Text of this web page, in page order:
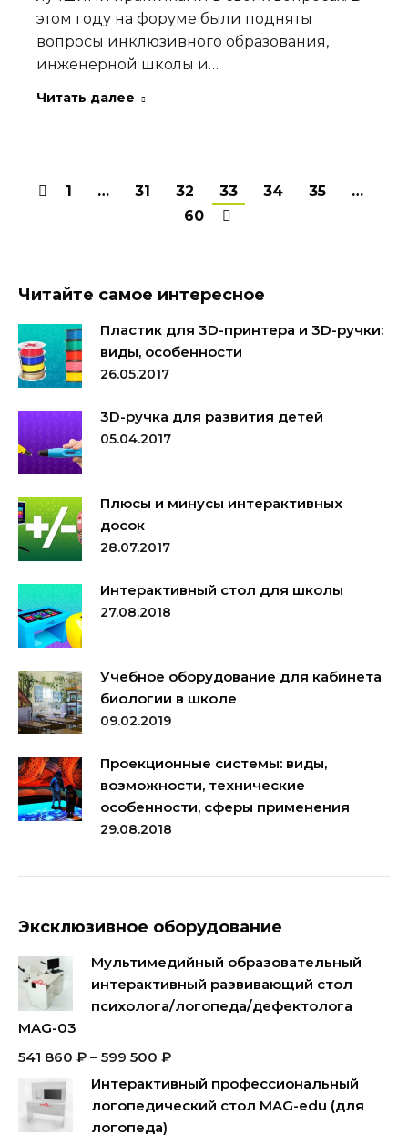
этом году на форуме были подняты
вопросы инклюзивного образования,
инженерной школы и…
Читать далее
1 … 31 32 33 34 35
…
60
Читайте самое интересное
Пластик для 3D-принтера и 3D-ручки:
виды, особенности
26.05.2017
3D-ручка для развития детей
05.04.2017
Плюсы и минусы интерактивных
досок
28.07.2017
Интерактивный стол для школы
27.08.2018
Учебное оборудование для кабинета
биологии в школе
09.02.2019
Проекционные системы: виды,
возможности, технические
особенности, сферы применения
29.08.2018
Эксклюзивное оборудование
Мультимедийный образовательный
интерактивный развивающий стол
психолога/логопеда/дефектолога
MAG-03
541 860 ₽ – 599 500 ₽
Интерактивный профессиональный
логопедический стол MAG-edu (для
логопеда)